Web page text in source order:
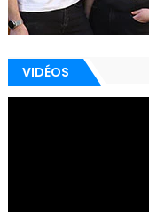
VIDÉOS